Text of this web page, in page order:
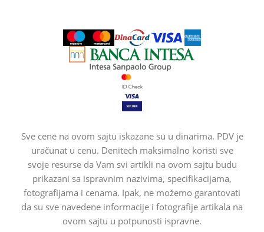
Sve cene na ovom sajtu iskazane su u dinarima. PDV je
uračunat u cenu. Denitech maksimalno koristi sve
svoje resurse da Vam svi artikli na ovom sajtu budu
prikazani sa ispravnim nazivima, specifikacijama,
fotografijama i cenama. Ipak, ne možemo garantovati
da su sve navedene informacije i fotografije artikala na
ovom sajtu u potpunosti ispravne.